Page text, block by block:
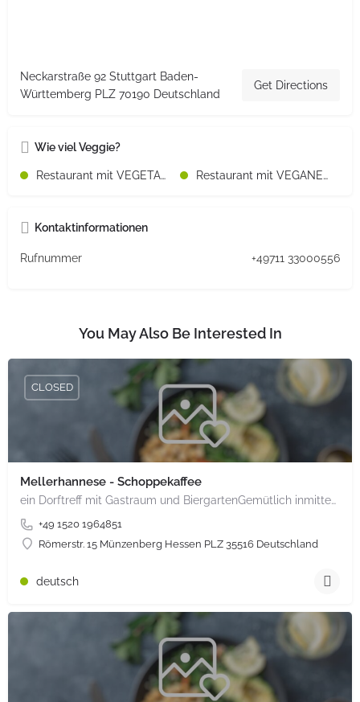
Neckarstraße 92 Stuttgart Baden-
Württemberg PLZ 70190 Deutschland
Get Directions
Wie viel Veggie?
Restaurant mit VEGETARISCHEN Speisen Restaurant mit VEGANEN Speisen
Kontaktinformationen
Rufnummer +49711 33000556
You May Also Be Interested In
Mellerhannese - Schoppekaffee
ein Dorftreff mit Gastraum und BiergartenGemütlich inmitten unserem idyllischen Trais Münzenberg, entlang…
+49 1520 1964851
Römerstr. 15 Münzenberg Hessen PLZ 35516 Deutschland
CLOSED
deutsch